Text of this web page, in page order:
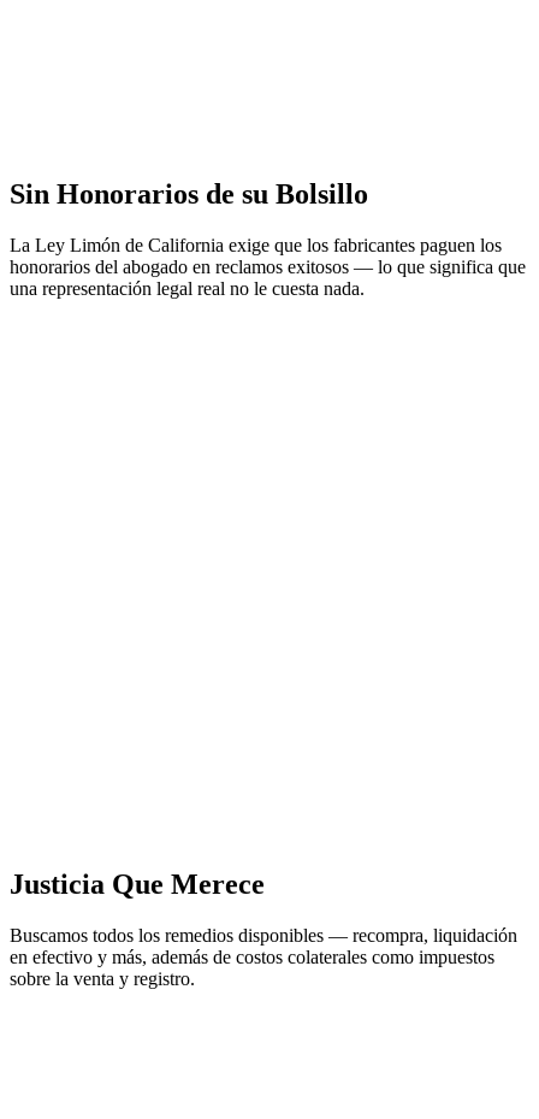
Sin Honorarios de su Bolsillo
La Ley Limón de California exige que los fabricantes paguen los
honorarios del abogado en reclamos exitosos — lo que significa que
una representación legal real no le cuesta nada.
Justicia Que Merece
Buscamos todos los remedios disponibles — recompra, liquidación
en efectivo y más, además de costos colaterales como impuestos
sobre la venta y registro.